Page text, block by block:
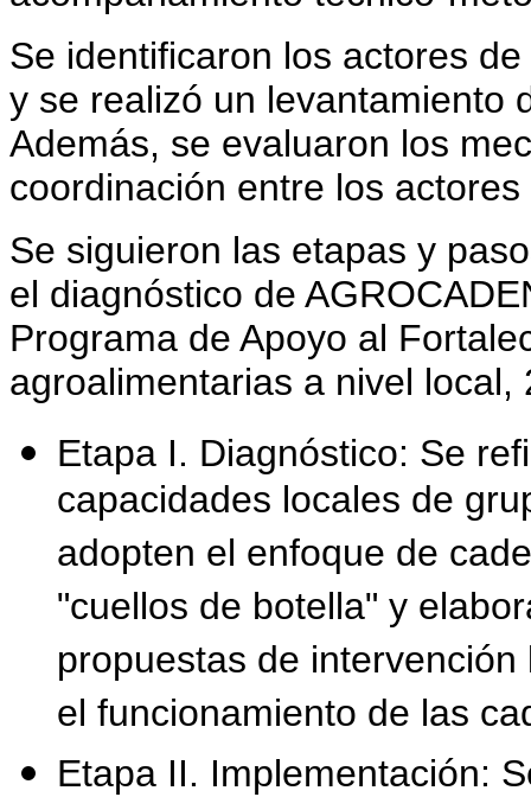
Se identificaron los actores
y se realizó un levantamiento
Además, se evaluaron los
coordinación entre los
Se siguieron las etapas y
el diagnóstico de
Programa de Apoyo al
agroalimentarias a nivel
Etapa I. Diagnóstico: Se
capacidades locales de
adopten el enfoque de
"cuellos de botella" y
propuestas de
el funcionamiento de las
Etapa II. Implementación: